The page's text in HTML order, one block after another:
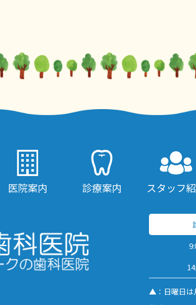
医院案内 診療案内 スタッフ
▲：日曜日は